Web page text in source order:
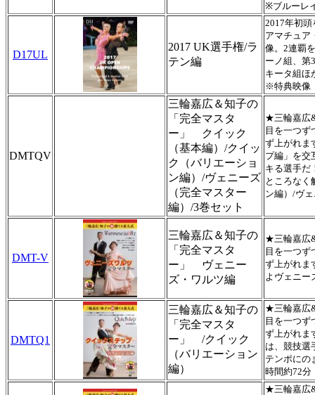
※ブルーレ
D17UL
2017 UK選手権/ラ
テン編
2017年初
アマチュア
像。2連覇
ーノ組、第
キータ組ほ
※特典映像
DMTQV
三輪嘉広＆知子の
「完全マスタ
ー」 クイック
（基本編）/クイッ
ク（バリエーショ
ン編）/ヴェニーズ
（完全マスター
編）/3巻セット
★三輪嘉広
目を一つず
ず上がれま
プ編」を交
キる選手だ
ところなく
ン編）/ヴ
DMT-V
三輪嘉広＆知子の
「完全マスタ
ー」 ヴェニー
ズ・ワルツ編
★三輪嘉広
目を一つず
ず上がれま
よヴェニー
DMTQ1
三輪嘉広＆知子の
「完全マスタ
ー」 /クイック
（バリエーション
編）
★三輪嘉広
目を一つず
ず上がれま
は、競技選
テンポにの
時間約72分
★三輪嘉広